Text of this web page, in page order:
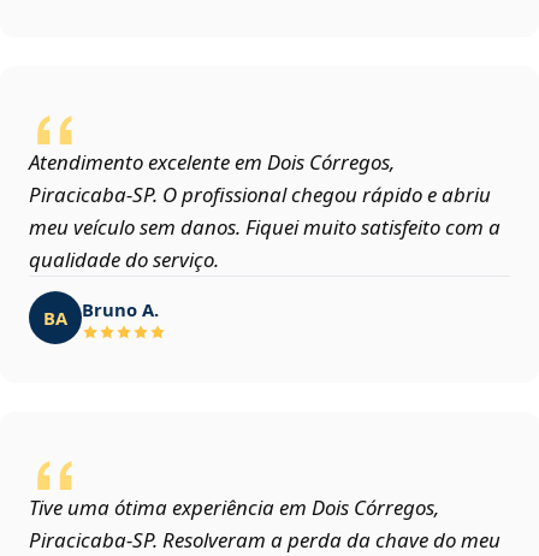
Atendimento excelente em Dois Córregos,
Piracicaba‑SP. O profissional chegou rápido e abriu
meu veículo sem danos. Fiquei muito satisfeito com a
qualidade do serviço.
BA Bruno A.
Tive uma ótima experiência em Dois Córregos,
Piracicaba‑SP. Resolveram a perda da chave do meu